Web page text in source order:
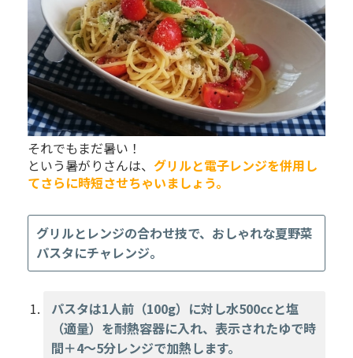
それでもまだ暑い！
という暑がりさんは、 グリルと電子レンジを併用し
てさらに時短させちゃいましょう。
グリルとレンジの合わせ技で、おしゃれな夏野菜
パスタにチャレンジ。
パスタは1人前（100g）に対し水500ccと塩
（適量）を耐熱容器に入れ、表示されたゆで時
間＋4～5分レンジで加熱します。